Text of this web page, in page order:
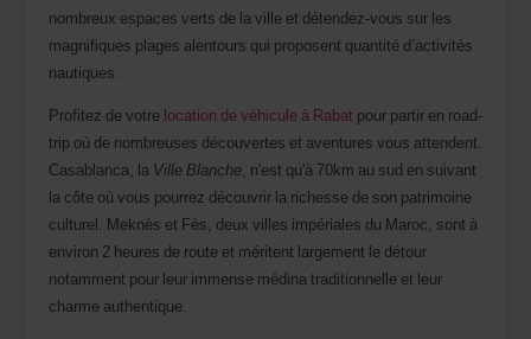
nombreux espaces verts de la ville et détendez-vous sur les
magnifiques plages alentours qui proposent quantité d’activités
nautiques.
Profitez de votre location de véhicule à Rabat pour partir en road-
trip où de nombreuses découvertes et aventures vous attendent.
Casablanca, la Ville Blanche, n'est qu'à 70km au sud en suivant
la côte où vous pourrez découvrir la richesse de son patrimoine
culturel. Meknès et Fès, deux villes impériales du Maroc, sont à
environ 2 heures de route et méritent largement le détour
notamment pour leur immense médina traditionnelle et leur
charme authentique.